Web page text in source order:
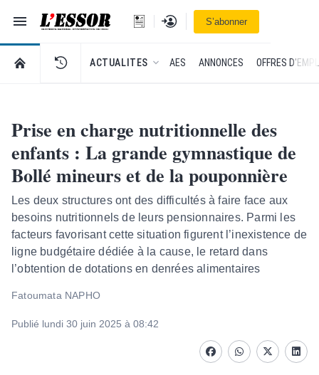
Navigation
L'Essor - retour à la une
Se connecterS’abonner
RETOUR À LA PAGE D’ACCUEIL DE L'ESSOR
ACTUALITES AES ANNONCES OFFRES
Prise en charge nutritionnelle des
enfants : La grande gymnastique de
Bollé mineurs et de la pouponnière
Les deux structures ont des difficultés à faire face aux
besoins nutritionnels de leurs pensionnaires. Parmi les
facteurs favorisant cette situation figurent l’inexistence de
ligne budgétaire dédiée à la cause, le retard dans
l’obtention de dotations en denrées alimentaires
Fatoumata NAPHO
Publié lundi 30 juin 2025 à 08:42
FacebookwhatsappTwitter